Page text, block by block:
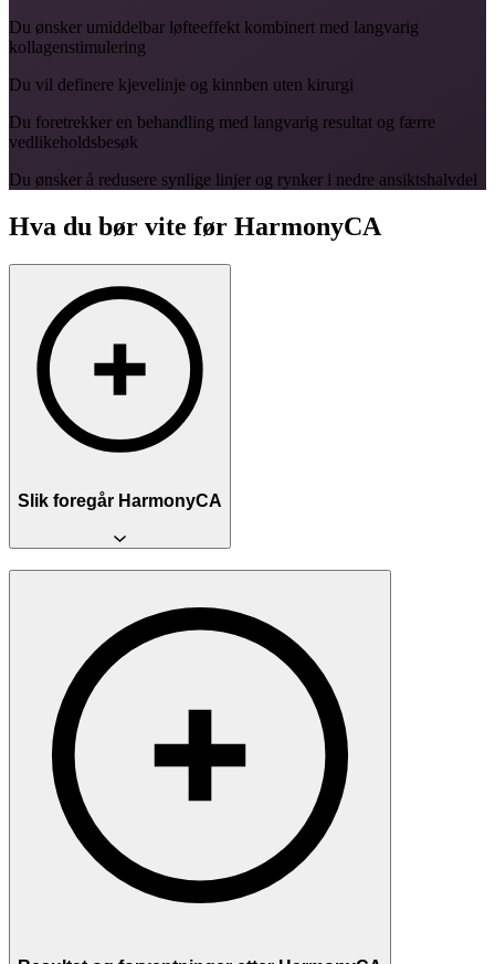
Du ønsker umiddelbar løfteeffekt kombinert med langvarig
kollagenstimulering
Du vil definere kjevelinje og kinnben uten kirurgi
Du foretrekker en behandling med langvarig resultat og færre
vedlikeholdsbesøk
Du ønsker å redusere synlige linjer og rynker i nedre ansiktshalvdel
Hva du bør vite før HarmonyCA
Slik foregår HarmonyCA
Konsultasjon
Behandlingen starter med en grundig konsultasjon der vi vurderer
huden din, går gjennom din helsehistorikk og diskuterer
forventninger. Vi forklarer hvordan HarmonyCA virker og vurderer
om behandlingen er egnet for deg.
Selve behandlingen
HarmonyCA injiseres i bestemte områder i ansiktet — primært i
kinn, langs kjevelinjen og ved kinnben. Produktet inneholder
lidokain (lokalt bedøvelsesmiddel) som gjør behandlingen
komfortabel. Selve injeksjonen tar vanligvis 20–30 minutter.
Behandlingsområder